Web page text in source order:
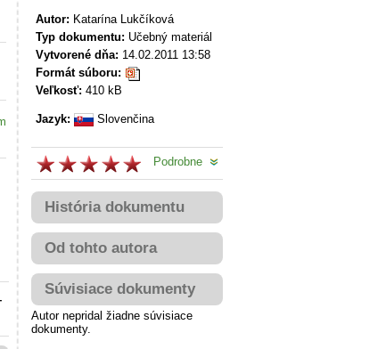
Autor: Katarína Lukčíková
Typ dokumentu: Učebný materiál
Vytvorené dňa: 14.02.2011 13:58
Formát súboru:
Veľkosť: 410 kB
Jazyk: Slovenčina
Podrobne
História dokumentu
Od tohto autora
Súvisiace dokumenty
Autor nepridal žiadne súvisiace
dokumenty.